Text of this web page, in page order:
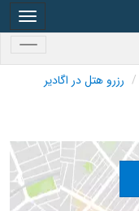
رزرو هتل در اگادیر